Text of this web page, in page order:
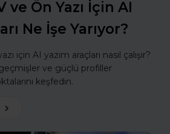
ve Ön Yazı İçin AI
Ne İşe Yarıyor?
için AI yazım araçları nasıl çalışır?
ve güçlü profiller
keşfedin.